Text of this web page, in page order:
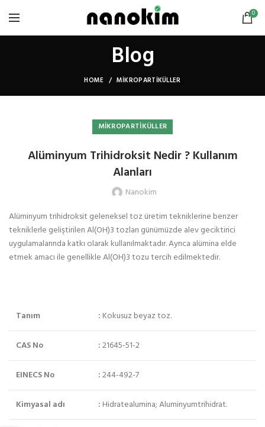
0
Blog
HOME MIKROPARTIKÜLLER
MIKROPARTIKÜLLER
Alüminyum Trihidroksit Nedir ? Kullanım
Alanları
Nanokim
Alüminyum trihidroksit geleneksel toz üretim tekniklerine benzer
tekniklerle geliştirilen Al(OH)3 tozları günümüzde alev geciktirici
uygulamalarında katkı olarak kullanılmaktadır. Ayrıca alümina elde
etmek amacı ile genellikle Al(OH)3 tozu tercih edilmektedir.
Tanım : Kokusuz beyaz toz.
CAS No :21645-51-2
EINECS No :244-492-7
Kimyasal adı : Hidratealumina; Aluminyumtrihidrat.